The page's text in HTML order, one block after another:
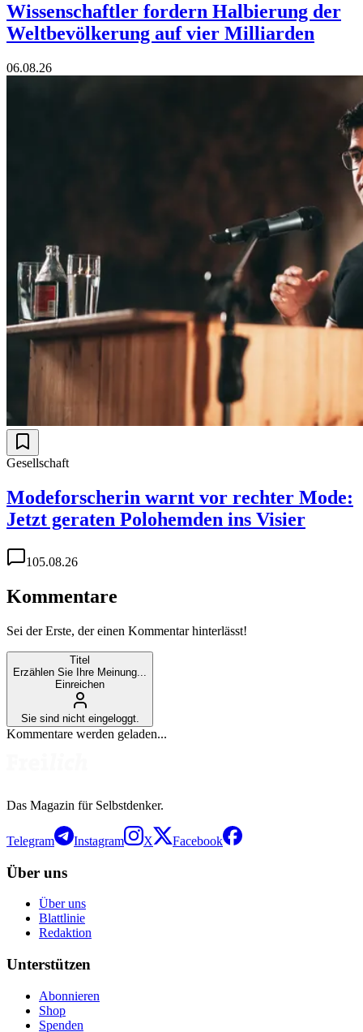
Wissenschaftler fordern Halbierung der
Weltbevölkerung auf vier Milliarden
06.08.26
Gesellschaft
Modeforscherin warnt vor rechter Mode:
Jetzt geraten Polohemden ins Visier
105.08.26
Kommentare
Sei der Erste, der einen Kommentar hinterlässt!
Titel
Erzählen Sie Ihre Meinung...
Einreichen
Sie sind nicht eingeloggt.
Kommentare werden geladen...
Das Magazin für Selbstdenker.
Telegram Instagram X Facebook
Über uns
Über uns
Blattlinie
Redaktion
Unterstützen
Abonnieren
Shop
Spenden